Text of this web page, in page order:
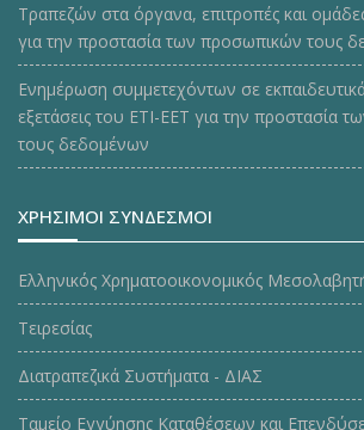
Τραπεζών στα όργανα, επιτροπές και
για την προστασία των προσωπικών τους
Ενημέρωση συμμετεχόντων σε εκπαιδευτικά
εξετάσεις του ΕΤΙ-ΕΕΤ για την προστασία
τους δεδομένων
ΧΡΗΣΙΜΟΙ ΣΥΝΔΕΣΜΟΙ
Ελληνικός Χρηματοοικονομικός
Τειρεσίας
Διατραπεζικά Συστήματα - ΔΙΑΣ
Ταμείο Εγγύησης Καταθέσεων και